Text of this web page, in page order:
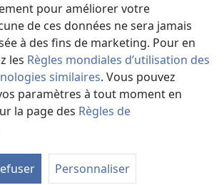
pour améliorer votre
de ces données ne sera jamais
à des fins de marketing. Pour en
les Règles mondiales d’utilisation des
similaires. Vous pouvez
paramètres à tout moment en
la page des Règles de
Personnaliser
que le serviteur de Jéhovah
de choses, mais tu ne prêtes
oreilles, mais tu n’écoutes pas k
sa justice,
pris plaisir à glorifier la loi
pris au piège dans des trous et